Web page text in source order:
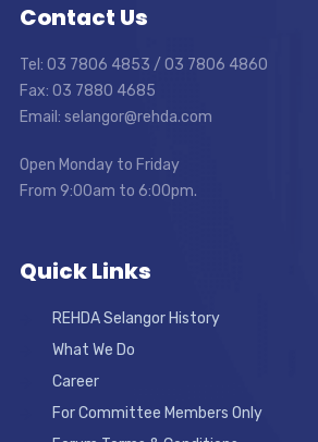
Contact Us
Tel: 03 7806 4853 / 03 7806 4860
Fax: 03 7880 4685
Email: selangor@rehda.com
Open Monday to Friday
From 9:00am to 6:00pm.
Quick Links
REHDA Selangor History
What We Do
Career
For Committee Members Only